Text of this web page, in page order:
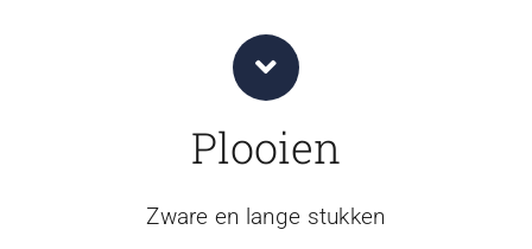
Plooien
Zware en lange stukken